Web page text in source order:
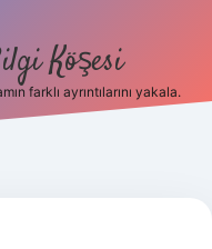
Köşesi
farklı ayrıntılarını yakala.